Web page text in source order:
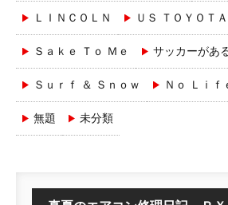
ＬＩＮＣＯＬＮ ＵＳ ＴＯＹＯＴＡ
Ｓａｋｅ Ｔｏ Ｍｅ サッカーがあ
Ｓｕｒｆ ＆ Ｓｎｏｗ Ｎｏ Ｌｉｆ
無題 未分類